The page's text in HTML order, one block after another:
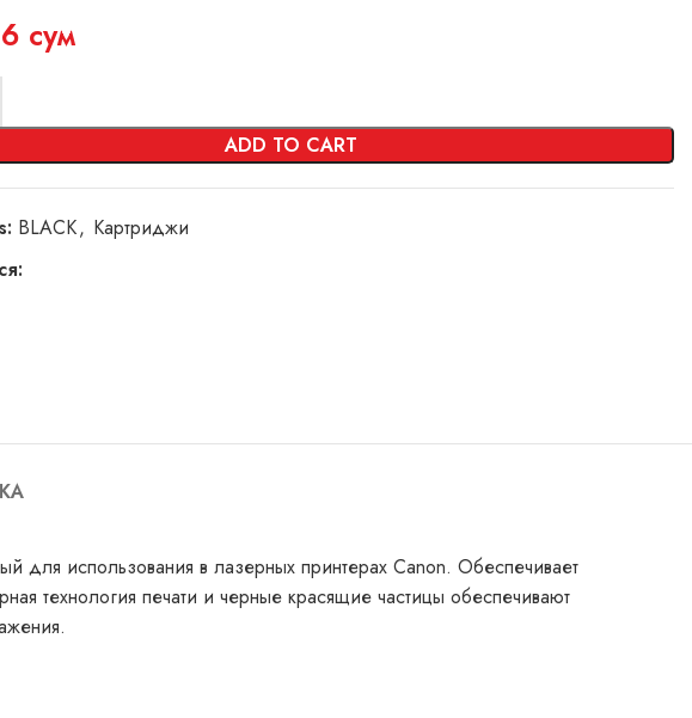
сум
ADD TO CART
BLACK, Картриджи
для использования в лазерных принтерах Canon. Обеспечивает
технология печати и черные красящие частицы обеспечивают